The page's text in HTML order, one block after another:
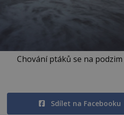
Chování ptáků se na
Sdílet na Facebooku